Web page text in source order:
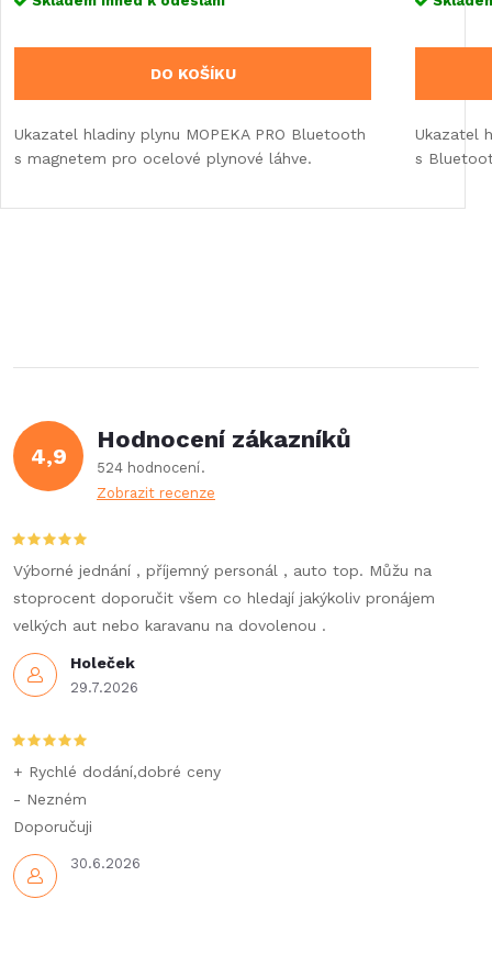
DO KOŠÍKU
Ukazatel hladiny plynu MOPEKA PRO Bluetooth
s magnetem pro ocelové plynové láhve.
Ukazatel
s
4,9
Hodnocení zákazníků
524 hodnocení
Zobrazit recenze
Holeček
29.7.2026
Výborné jednání , příjemný personál , auto top. Můžu na
stoprocent doporučit všem co hledají jakýkoliv pronájem
velkých aut nebo karavanu na dovolenou .
30.6.2026
+ Rychlé dodání,dobré ceny
- Nezném
Doporučuji